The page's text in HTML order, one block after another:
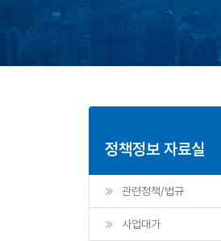
정책정보 자료실
관련정책/법규
사업대가